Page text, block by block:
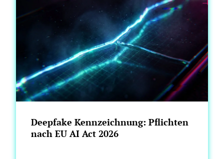
Deepfake Kennzeichnung: Pflichten
nach EU AI Act 2026